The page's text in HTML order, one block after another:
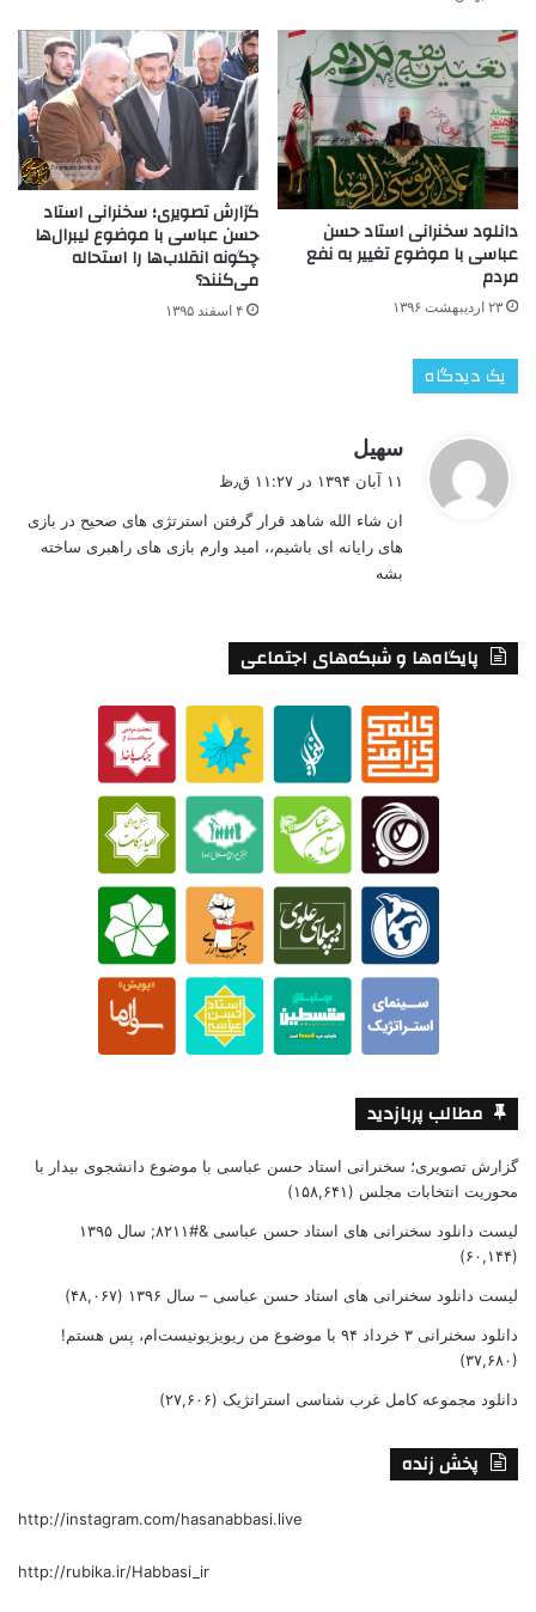
دانلود سخنرانی استاد حسن
عباسی با موضوع تغییر به نفع
مردم
۲۳ اردیبهشت ۱۳۹۶
گزارش تصویری؛ سخنرانی استاد
حسن عباسی با موضوع لیبرال‌ها
چگونه انقلاب‌ها را استحاله
می‌کنند؟
۴ اسفند ۱۳۹۵
یک دیدگاه
سهیل
:
۱۱ آبان ۱۳۹۴ در ۱۱:۲۷ ق٫ظ
ان شاء الله شاهد قرار گرفتن استرتژی های صحیح در بازی
های رایانه ای باشیم،، امید وارم بازی های راهبری ساخته
بشه
پایگاه‌ها و شبکه‌های اجتماعی
مطالب پربازدید
گزارش تصویری؛ سخنرانی استاد حسن عباسی با موضوع دانشجوی بیدار با
محوریت انتخابات مجلس (۱۵۸,۶۴۱)
لیست دانلود سخنرانی های استاد حسن عباسی &#۸۲۱۱; سال ۱۳۹۵
(۶۰,۱۴۴)
لیست دانلود سخنرانی های استاد حسن عباسی – سال ۱۳۹۶ (۴۸,۰۶۷)
دانلود سخنرانی ۳ خرداد ۹۴ با موضوع من ریویزیونیست‌ام، پس هستم!
(۳۷,۶۸۰)
دانلود مجموعه کامل غرب شناسی استراتژیک (۲۷,۶۰۶)
پخش زنده
http://instagram.com/hasanabbasi.live
http://rubika.ir/Habbasi_ir